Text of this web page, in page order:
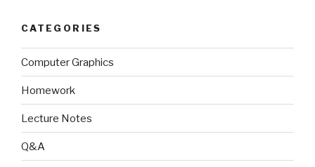
CATEGORIES
Computer Graphics
Homework
Lecture Notes
Q&A